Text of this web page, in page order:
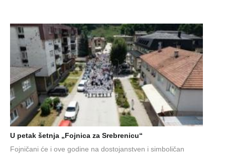
U petak šetnja „Fojnica za Srebrenicu“
Fojničani će i ove godine na dostojanstven i simboličan